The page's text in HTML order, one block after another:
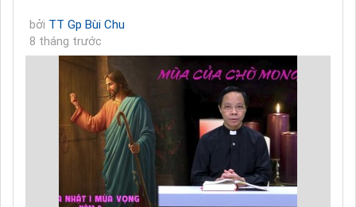
bởi TT Gp Bùi Chu
8 tháng trước